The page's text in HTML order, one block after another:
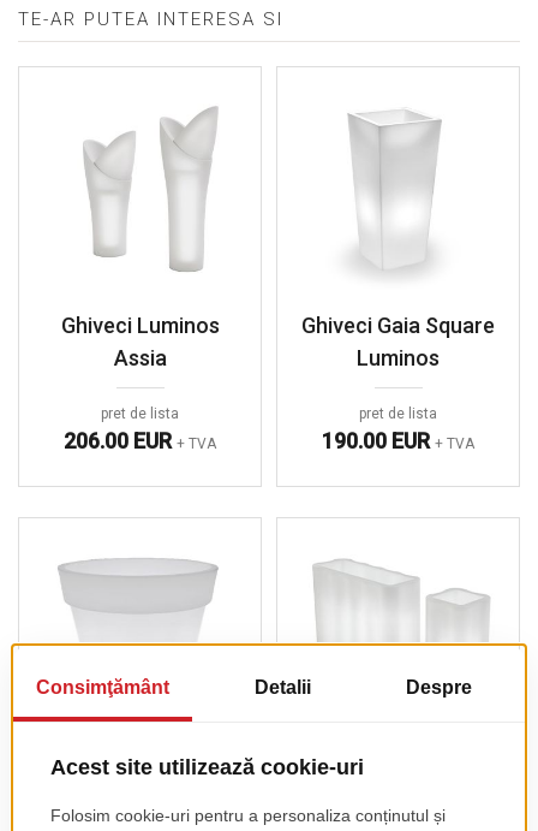
TE-AR PUTEA INTERESA SI
Ghiveci Luminos
Assia
pret de lista
206.00 EUR + TVA
Ghiveci Gaia Square
Luminos
pret de lista
190.00 EUR + TVA
Ghiveci Aria Luminos
Ghiveci Luminos
Nebula